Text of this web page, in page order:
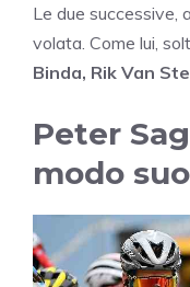
Le due successive, a
volata. Come lui,
Binda, Rik Van
Peter
modo suo